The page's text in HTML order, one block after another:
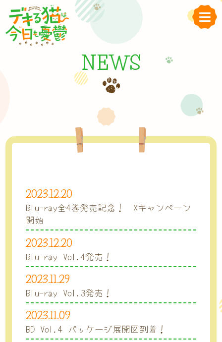
NEWS
2023.12.20
Blu-ray全4巻発売記念！ Xキャンペーン
開始
2023.12.20
Blu-ray Vol.4発売！
2023.11.29
Blu-ray Vol.3発売！
2023.11.09
BD Vol.4 パッケージ展開図到着！